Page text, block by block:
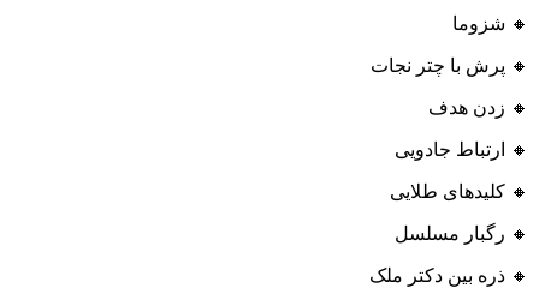
🔸 شزوما
🔸 پرش با چتر نجات
🔸 زدن هدف
🔸 ارتباط جادویی
🔸 کلیدهای طلایی
🔸 رگبار مسلسل
🔸 ذره بین دکتر ملک